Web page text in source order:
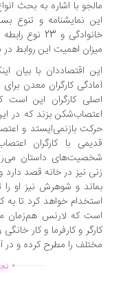
با اشاره به بحث انواع
خانوادگی و 23 نوع
اهمیت این روابط در نزد
اقتصاددان با بیان اینکه
کارگران معدن برای
کارگران این است که
بزند که در این صورت
بازنمی‌ایستد و اعتصاب
با کارگران
داستان می‌رسد و
نیز در خانه قصد دارد وظایف
و شوهرش نیز او را
خواهد کرد تا به
که لارنس هم‌زمان موضوع
و کارفرما و کار خانگی و
را مطرح کرده و در آنها
تجربه‌ی ...............